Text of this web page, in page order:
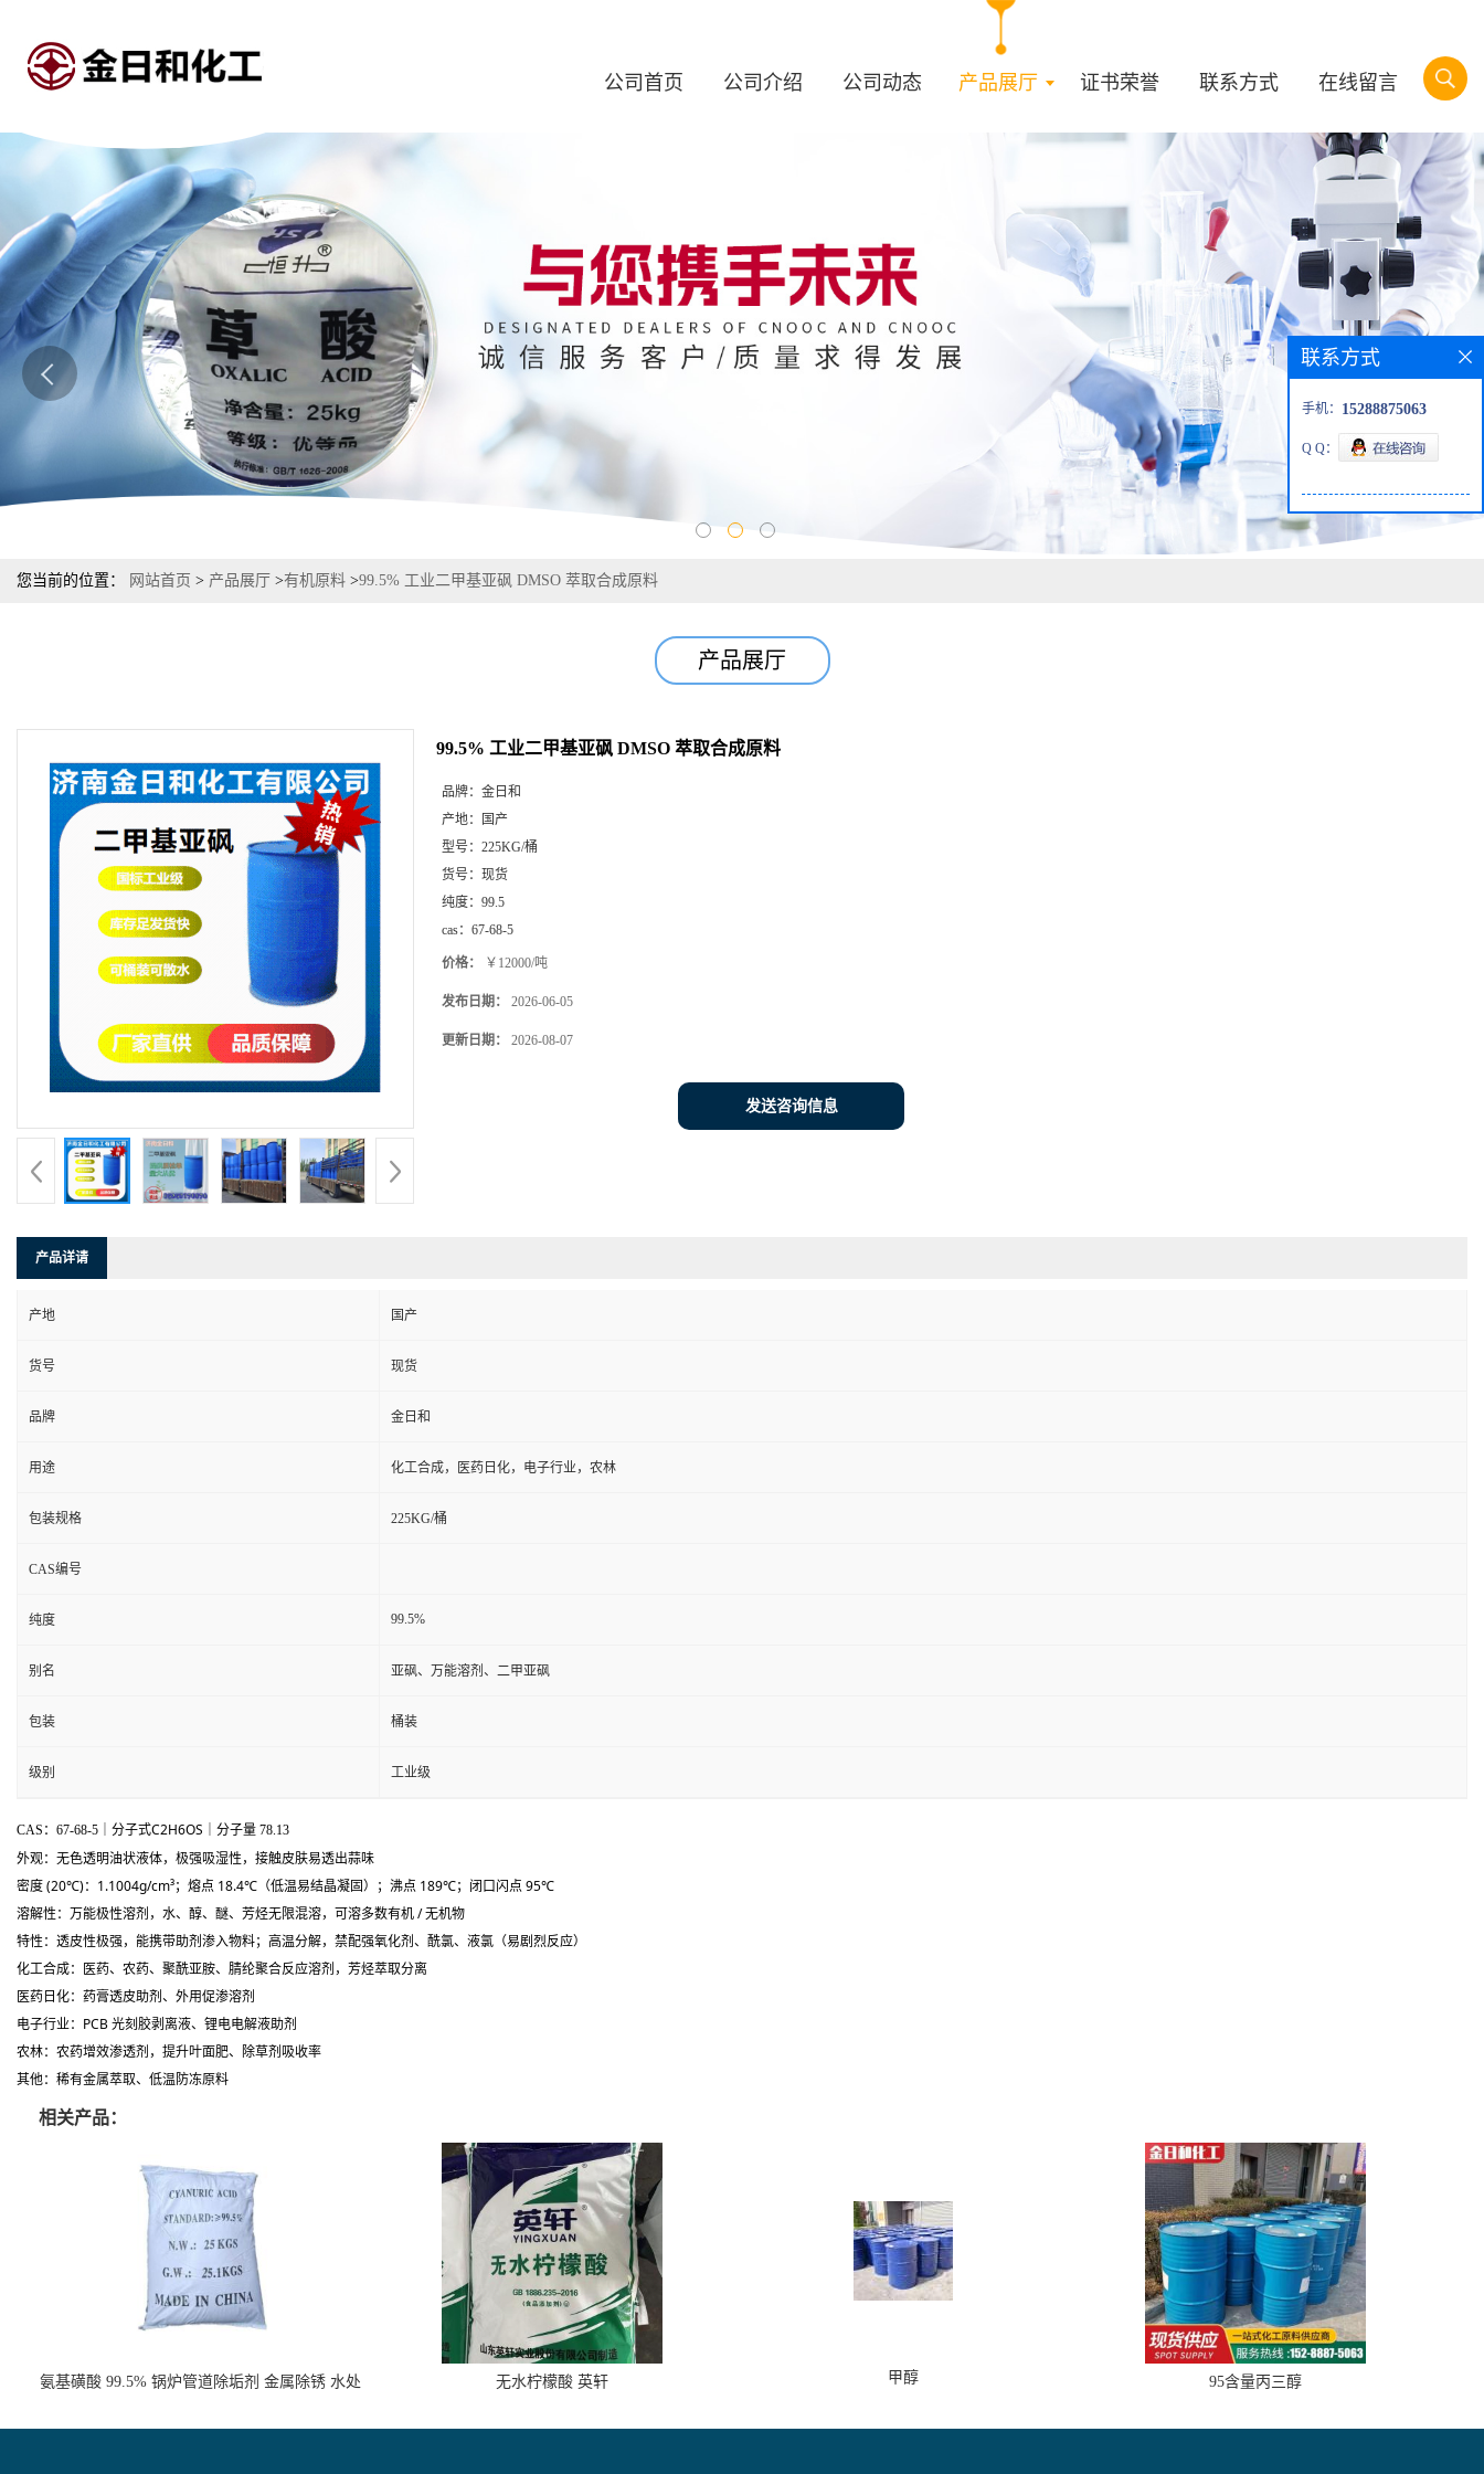
公司首页 公司介绍 公司动态 产品展厅 证书荣誉 联系方式 在线留言
您当前的位置： 网站首页 > 产品展厅 >有机原料 >99.5% 工业二甲基亚砜 DMSO 萃取合成原料
产品展厅
99.5% 工业二甲基亚砜 DMSO 萃取合成原料
品牌： 金日和
产地：
国产
型号： 225KG/桶
货号： 现货
纯度： 99.5
cas： 67-68-5
价格： ￥12000/吨
发布日期： 2026-06-05
更新日期： 2026-08-07
发送咨询信息
产品详请
产地 国产
货号 现货
品牌 金日和
用途 化工合成，医药日化，电子行业，农林
包装规格 225KG/桶
CAS编号
纯度 99.5%
别名 亚砜、万能溶剂、二甲亚砜
包装 桶装
级别 工业级
CAS：67-68-5｜分子式C2H6OS ｜分子量 78.13
外观：无色透明油状液体， 极强吸湿性，接触皮肤易透出蒜味
密度 (20℃)：1.1004g/cm³；熔点 18.4℃（低温易结晶凝固）；沸点 189℃；闭口闪点 95℃
溶解性：万能极性溶剂，水、醇、醚、芳烃无限混溶，可溶多数有机 / 无机物
特性：透皮性极强，能携带助剂渗入物料；高温分解，禁配强氧化剂、酰氯、液氯（易剧烈反应）
化工合成：医药、农药、聚酰亚胺、腈纶聚合反应溶剂，芳烃萃取分离
医药日化：药膏透皮助剂、外用促渗溶剂
电子行业：PCB 光刻胶剥离液、锂电电解液助剂
农林：农药增效渗透剂，提升叶面肥、除草剂吸收率
其他：稀有金属萃取、低温防冻原料
相关产品：
氨基磺酸 99.5% 锅炉管道除垢剂 金属除锈 水处
无水柠檬酸 英轩 甲醇 95含量丙三醇
联系方式
手机： 15288875063
Q Q：